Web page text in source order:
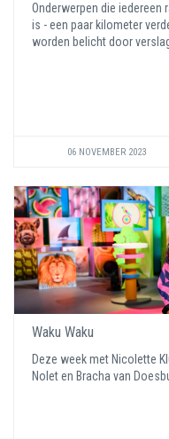
Onderwerpen die iedereen
is - een paar kilometer
worden belicht door
06 NOVEMBER 2023
Waku Waku
Deze week met Nicolette
Nolet en Bracha van